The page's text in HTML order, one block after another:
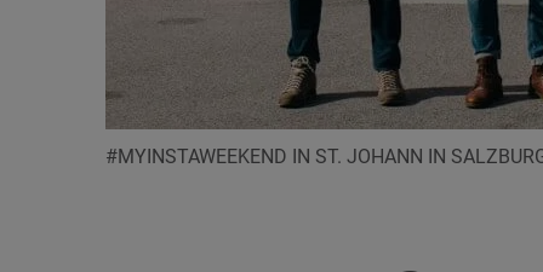
#MYINSTAWEEKEND IN ST. JOHANN IN